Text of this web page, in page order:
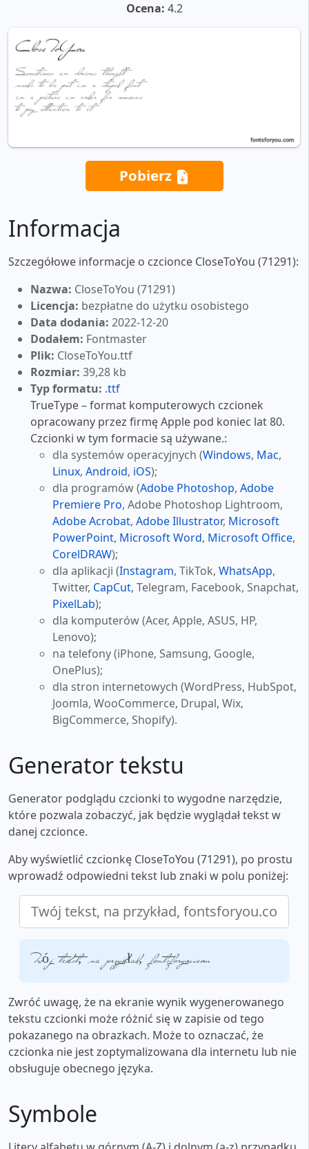
Ocena: 4.2
Pobierz
Informacja
Szczegółowe informacje o czcionce CloseToYou (71291):
Nazwa: CloseToYou (71291)
Licencja: bezpłatne do użytku osobistego
Data dodania: 2022-12-20
Dodałem: Fontmaster
Plik: CloseToYou.ttf
Rozmiar: 39,28 kb
Typ formatu: .ttf
TrueType – format komputerowych czcionek
opracowany przez firmę Apple pod koniec lat 80.
Czcionki w tym formacie są używane.:
dla systemów operacyjnych (Windows, Mac,
Linux, Android, iOS);
dla programów (Adobe Photoshop, Adobe
Premiere Pro, Adobe Photoshop Lightroom,
Adobe Acrobat, Adobe Illustrator, Microsoft
PowerPoint, Microsoft Word, Microsoft Office,
CorelDRAW);
dla aplikacji (Instagram, TikTok, WhatsApp,
Twitter, CapCut, Telegram, Facebook, Snapchat,
PixelLab);
dla komputerów (Acer, Apple, ASUS, HP,
Lenovo);
na telefony (iPhone, Samsung, Google,
OnePlus);
dla stron internetowych (WordPress, HubSpot,
Joomla, WooCommerce, Drupal, Wix,
BigCommerce, Shopify).
Generator tekstu
Generator podglądu czcionki to wygodne narzędzie,
które pozwala zobaczyć, jak będzie wyglądał tekst w
danej czcionce.
Aby wyświetlić czcionkę CloseToYou (71291), po prostu
wprowadź odpowiedni tekst lub znaki w polu poniżej:
Twój tekst, na przykład, fontsforyou.com
Zwróć uwagę, że na ekranie wynik wygenerowanego
tekstu czcionki może różnić się w zapisie od tego
pokazanego na obrazkach. Może to oznaczać, że
czcionka nie jest zoptymalizowana dla internetu lub nie
obsługuje obecnego języka.
Symbole